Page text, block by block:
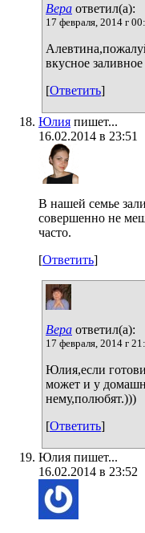
Вера ответил(а):
17 февраля, 2014 г
вкусное заливное
[Ответить]
Юлия пишет...
16.02.2014 в 23:51
В нашей семье
совершенно не
часто.
[Ответить]
Вера ответил(а):
17 февраля, 2014 г
Юлия,если
может и у
нему,полюбят.)))
[Ответить]
Юлия пишет...
16.02.2014 в 23:52